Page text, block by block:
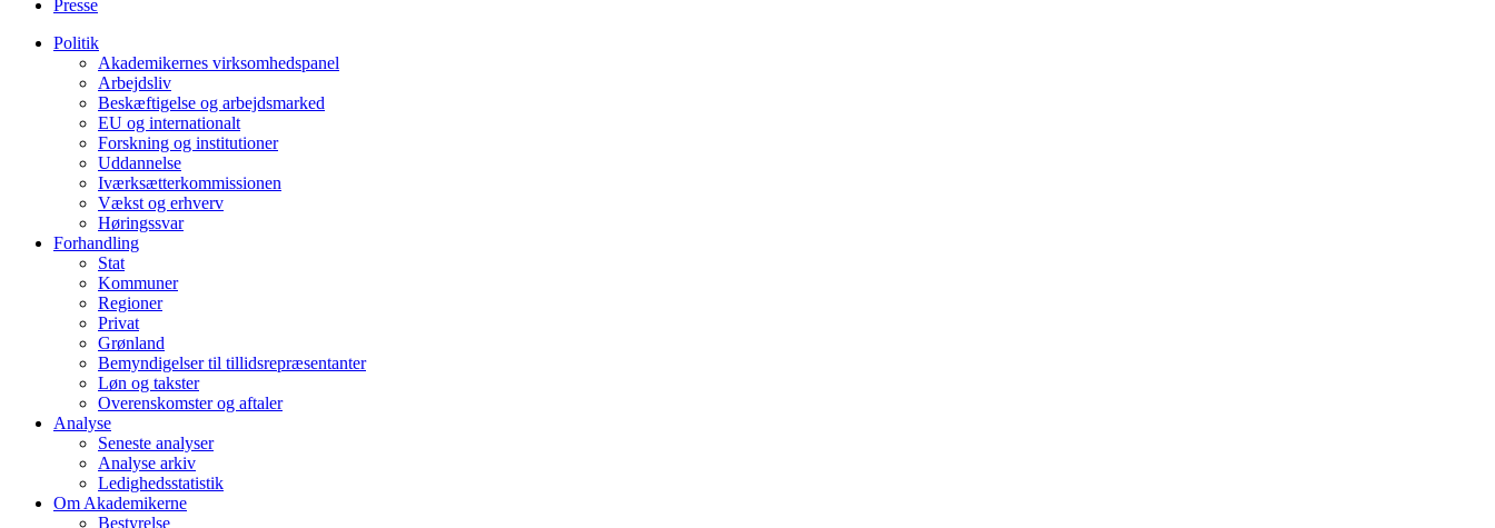
Presse
Politik
Akademikernes virksomhedspanel
Arbejdsliv
Beskæftigelse og arbejdsmarked
EU og internationalt
Forskning og institutioner
Uddannelse
Iværksætterkommissionen
Vækst og erhverv
Høringssvar
Forhandling
Stat
Kommuner
Regioner
Privat
Grønland
Bemyndigelser til tillidsrepræsentanter
Løn og takster
Overenskomster og aftaler
Analyse
Seneste analyser
Analyse arkiv
Ledighedsstatistik
Om Akademikerne
Bestyrelse